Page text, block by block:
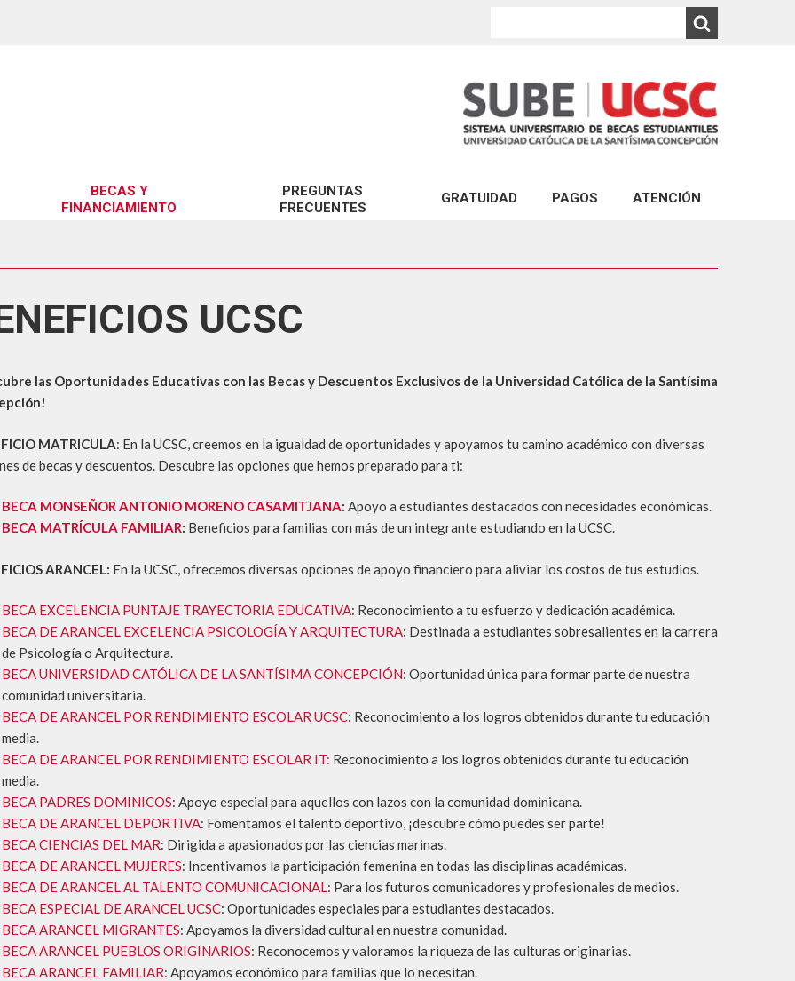
BECAS Y
FINANCIAMIENTO
BENEFICIOS MINEDUC
FINANCIAMIENTO
PREGUNTAS
FRECUENTES
SOBRE BECAS Y CRÉDITOS
SOBRE ARANCELES
SOBRE TRÁMITES GESTIÓN FINANCIERA ESTUDIANTIL
GRATUIDAD PAGOS
ABONOS AL ARANCEL DE CARRERAS DE
ATENCIÓN
CONSULTA VIA PORTAL
UCSC
las Oportunidades Educativas con las Becas y Descuentos Exclusivos de la Universidad Católica de la Santísima
MATRICULA: En la UCSC, creemos en la igualdad de oportunidades y apoyamos tu camino académico con diversas
de becas y descuentos. Descubre las opciones que hemos preparado para ti:
BECA MONSEÑOR ANTONIO MORENO CASAMITJANA: Apoyo a estudiantes destacados con necesidades económicas.
BECA MATRÍCULA FAMILIAR: Beneficios para familias con más de un integrante estudiando en la UCSC.
ARANCEL: En la UCSC, ofrecemos diversas opciones de apoyo financiero para aliviar los costos de tus estudios.
BECA EXCELENCIA PUNTAJE TRAYECTORIA EDUCATIVA: Reconocimiento a tu esfuerzo y dedicación académica.
BECA DE ARANCEL EXCELENCIA PSICOLOGÍA Y ARQUITECTURA: Destinada a estudiantes sobresalientes en la carrera
de Psicología o Arquitectura.
BECA UNIVERSIDAD CATÓLICA DE LA SANTÍSIMA CONCEPCIÓN: Oportunidad única para formar parte de nuestra
comunidad universitaria.
BECA DE ARANCEL POR RENDIMIENTO ESCOLAR UCSC: Reconocimiento a los logros obtenidos durante tu educación
media.
BECA DE ARANCEL POR RENDIMIENTO ESCOLAR IT: Reconocimiento a los logros obtenidos durante tu educación
media.
BECA PADRES DOMINICOS: Apoyo especial para aquellos con lazos con la comunidad dominicana.
BECA DE ARANCEL DEPORTIVA: Fomentamos el talento deportivo, ¡descubre cómo puedes ser parte!
BECA CIENCIAS DEL MAR: Dirigida a apasionados por las ciencias marinas.
BECA DE ARANCEL MUJERES: Incentivamos la participación femenina en todas las disciplinas académicas.
BECA DE ARANCEL AL TALENTO COMUNICACIONAL: Para los futuros comunicadores y profesionales de medios.
BECA ESPECIAL DE ARANCEL UCSC: Oportunidades especiales para estudiantes destacados.
BECA ARANCEL MIGRANTES: Apoyamos la diversidad cultural en nuestra comunidad.
BECA ARANCEL PUEBLOS ORIGINARIOS: Reconocemos y valoramos la riqueza de las culturas originarias.
BECA ARANCEL FAMILIAR: Apoyamos económico para familias que lo necesitan.